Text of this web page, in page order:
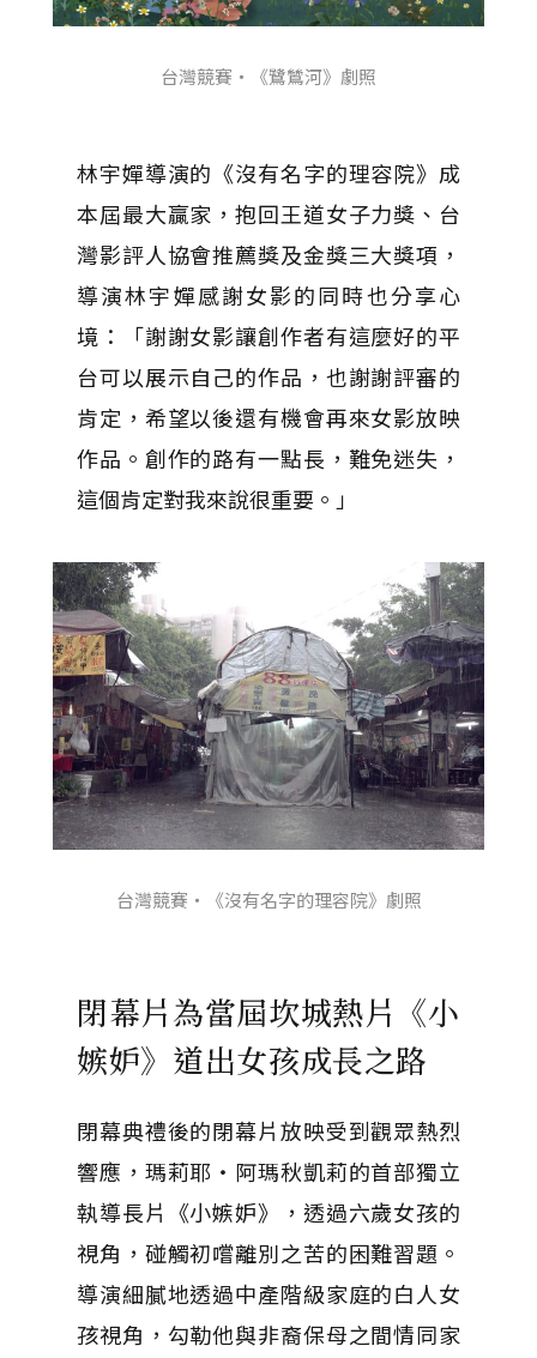
台灣競賽・《鷺鷥河》劇照
林宇嬋導演的《沒有名字的理容院》成
本屆最大贏家，抱回王道女子力獎、台
灣影評人協會推薦獎及金獎三大獎項，
導演林宇嬋感謝女影的同時也分享心
境：「謝謝女影讓創作者有這麼好的平
台可以展示自己的作品，也謝謝評審的
肯定，希望以後還有機會再來女影放映
作品。創作的路有一點長，難免迷失，
這個肯定對我來說很重要。」
台灣競賽・《沒有名字的理容院》劇照
閉幕片為當屆坎城熱片《小
嫉妒》道出女孩成長之路
閉幕典禮後的閉幕片放映受到觀眾熱烈
響應，瑪莉耶・阿瑪秋凱莉的首部獨立
執導長片《小嫉妒》，透過六歲女孩的
視角，碰觸初嚐離別之苦的困難習題。
導演細膩地透過中產階級家庭的白人女
孩視角，勾勒他與非裔保母之間情同家